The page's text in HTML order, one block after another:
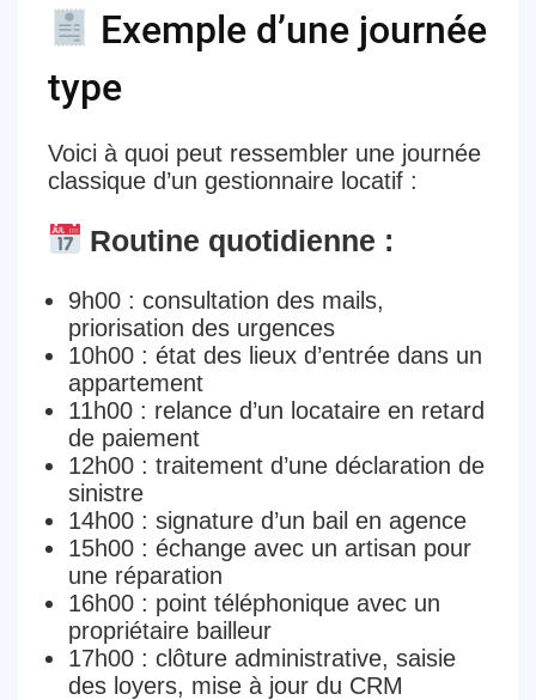
Exemple d’une journée
type
Voici à quoi peut ressembler une journée
classique d’un gestionnaire locatif:
Routine quotidienne :
9h00: consultation des mails,
priorisation des urgences
10h00: état des lieux d’entrée dans un
appartement
11h00: relance d’un locataire en retard
de paiement
12h00: traitement d’une déclaration de
sinistre
14h00: signature d’un bail en agence
15h00: échange avec un artisan pour
une réparation
16h00: point téléphonique avec un
propriétaire bailleur
17h00: clôture administrative, saisie
des loyers, mise à jour du CRM